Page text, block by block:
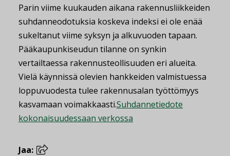
Parin viime kuukauden aikana rakennusliikkeiden
suhdanneodotuksia koskeva indeksi ei ole enää
sukeltanut viime syksyn ja alkuvuoden tapaan.
Pääkaupunkiseudun tilanne on synkin
vertailtaessa rakennusteollisuuden eri alueita.
Vielä käynnissä olevien hankkeiden valmistuessa
loppuvuodesta tulee rakennusalan työttömyys
kasvamaan voimakkaasti.Suhdannetiedote
kokonaisuudessaan verkossa
Jaa: